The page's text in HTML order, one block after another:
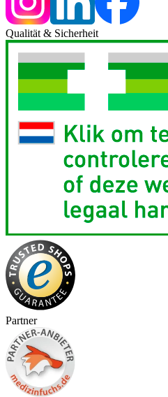
Qualität & Sicherheit
Partner